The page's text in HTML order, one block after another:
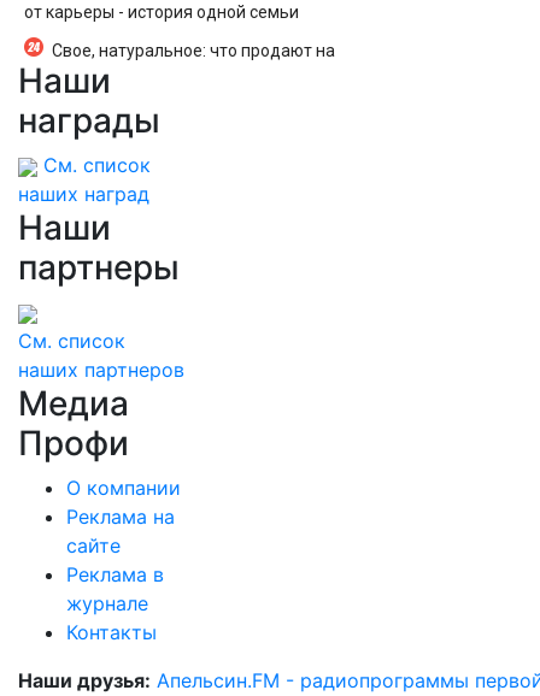
от карьеры - история одной семьи
Свое, натуральное: что продают на
ярмарке выходного дня в Благовещенске
Наши
награды
См. список
наших наград
Наши
партнеры
См. список
наших партнеров
Медиа
Профи
О компании
Реклама на
сайте
Реклама в
журнале
Контакты
Наши друзья: Апельсин.FM - радиопрограммы